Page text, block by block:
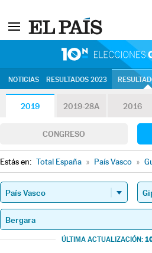
NOTICIAS RESULTADOS 2023
2019 2019-28A 2016
CONGRESO
Estás en: Total España » País Vasco »
ÚLTIMA ACTUALIZACIÓN: